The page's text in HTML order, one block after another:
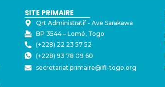
SITE PRIMAIRE
Qrt Administratif - ⁠Ave Sarakawa
BP 3544 – Lomé, Togo
(+228) 22 23 57 52
(+228) 93 78 09 60
secretariat.primaire@lfl-togo.org